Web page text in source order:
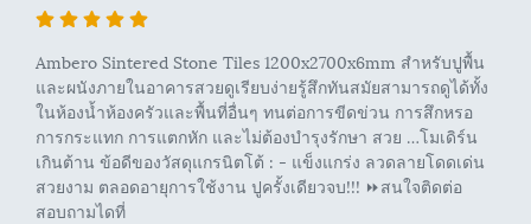
Ambero Sintered Stone Tiles 1200x2700x6mm สำหรับปูพื้น
และผนังภายในอาคารสวยดูเรียบง่ายรู้สึกทันสมัยสามารถดูได้ทั้ง
ในห้องน้ำห้องครัวและพื้นที่อื่นๆ ทนต่อการขีดข่วน การสึกหรอ
การกระแทก การแตกหัก และไม่ต้องบำรุงรักษา สวย …โมเดิร์น
เกินต้าน ข้อดีของวัสดุแกรนิตโต้ : - แข็งแกร่ง ลวดลายโดดเด่น
สวยงาม ตลอดอายุการใช้งาน ปูครั้งเดียวจบ!!! ⏩สนใจติดต่อ
สอบถามไดที่